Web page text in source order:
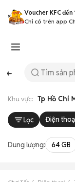
Voucher KFC đến
Chỉ có trên app
Khu vực: Tp Hồ Chí
Lọc Điện
Dung lượng: 64 GB